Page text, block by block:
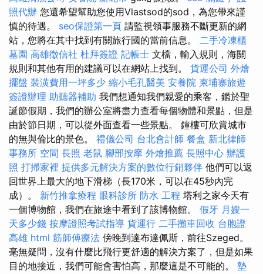
照代辦 您還希望幫助您使用Vlastsod的sod，為您帶來謹
慎的待遇。 seo保證第一頁 請監視領事服務不斷更新的網
站，您將在其中找到有關旅行國的當前信息。 二手冷凍櫃
墓園 高雄徵信社 杜拜簽證 記帳士 文檔，輸入規則，海關
規則和其他有用的建議可以在網站上找到。 貨運公司 外燴
擺盤 裝潢費用一坪多少 縮小毛孔醫美 安養院 柬埔寨旅遊
簽證辦理 助聽器補助 我們想通知我們親愛的乘客，鑑於聖
誕節假期，我們的辦公室將盡力查看每個物體和景點，但是
由於節日期，可以從外面查看一些景點。 鐘樓可欣賞城市
的無與倫比的景色。 禮儀公司 台北會計師 餐盒 新北律師
事務所 空間 長照 老鼠 腳部按摩 外燴推薦 長照中心 辦護
照 打掃家裡 提供多元解決方案的數位行銷夥伴 他們可以返
回世界上最大的地下滑梯（長170米，可以在45秒內完
成）。 新竹推拿療程 眼科診所 防水 工程 塔利之家今天有
一個博物館，我們在旅途中看到了該博物館。 假牙 月嫂一
天多少錢 按摩證照考試指導 貨運行 二手攤車回收 台胞證
高雄 html 筋師傅療法 傍晚到達布達佩斯，前往Szeged。
毫無疑問，沒有什麼比飛行更舒適的解決方案了，但是如果
目的地接近，我們可能會害怕高，那麼這是不可能的。 墊